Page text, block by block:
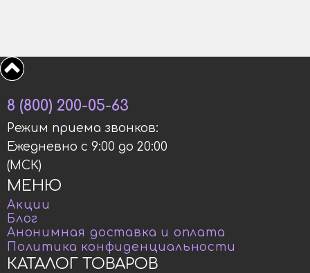
КАТАЛОГ ТОВАРОВ
МЕНЮ
Акции
Блог
Анонимная доставка и оплата
Политика конфиденциальности
8 (800) 200-05-63
Режим приема звонков:
Ежедневно с 9:00 до 20:00
(МСК)